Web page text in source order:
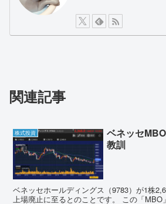
関連記事
株式投資
ベネッセ
教訓
ベネッセホールディングス（9783）が1株
上場廃止に至るとのことです。 この「